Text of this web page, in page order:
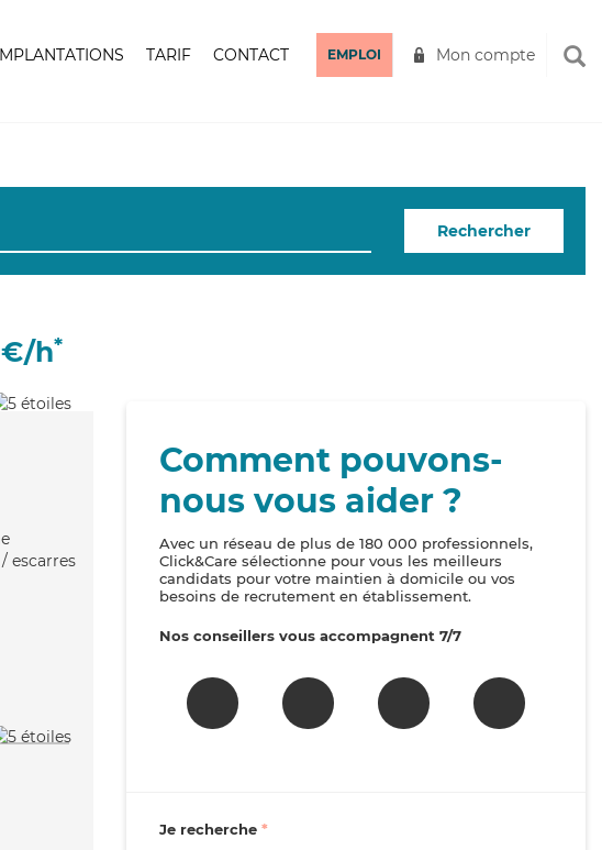
TARIF CONTACT EMPLOI Mon compte
Rechercher
h*
escarres
Comment pouvons-
nous vous aider ?
Avec un réseau de plus de 180 000 professionnels,
Click&Care sélectionne pour vous les meilleurs
candidats pour votre maintien à domicile ou vos
besoins de recrutement en établissement.
Nos conseillers vous accompagnent 7/7
Je recherche